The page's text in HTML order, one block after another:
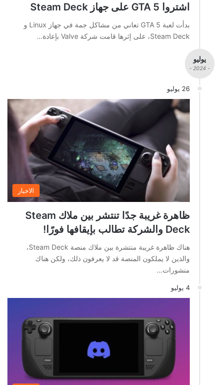
اشتروا GTA 5 على جهاز Steam Deck
بدأت لعبة GTA 5 تعاني من مشاكل جمة في جهاز Linux و
Steam Deck، على إثرها قامت شركة Valve بإعادة…
يوليو
- 2024 -
26 يوليو
الاخبار
ظاهرة غريبة جدًا تنتشر بين ملاك Steam
Deck والشركة تطالب بإيقافها فورًا!
هناك ظاهرة غريبة منتشرة بين ملاك منصة Steam Deck،
والذين لا يملكون المنصة قد لا يعرفون ذلك، ولكن هناك
منشورات…
4 يوليو